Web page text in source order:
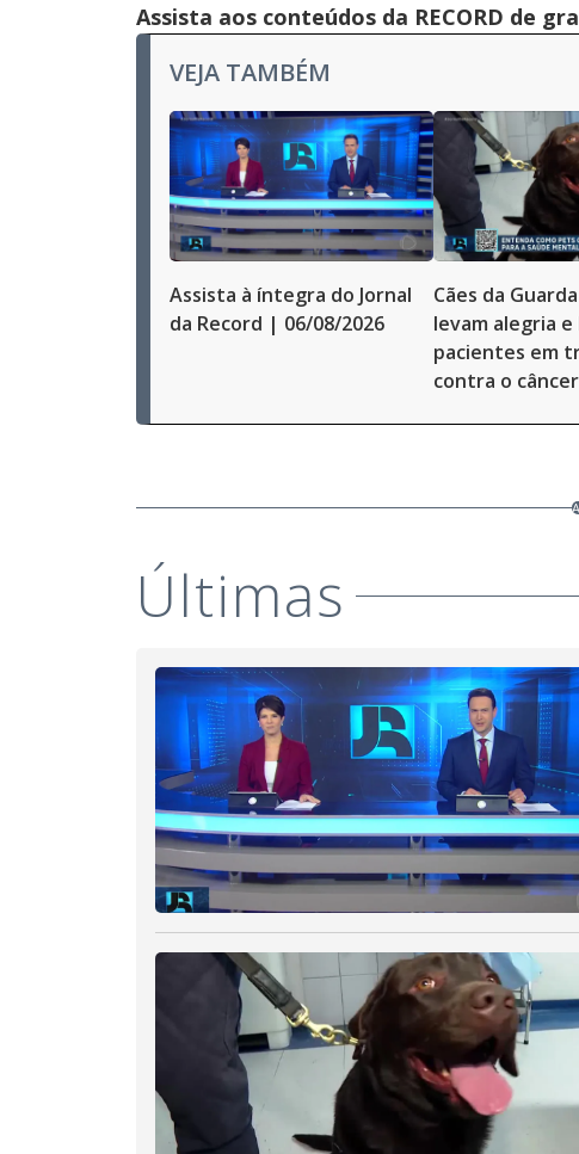
Assista aos conteúdos da RECORD de
VEJA TAMBÉM
Assista à íntegra do Jornal
da Record | 06/08/2026
Cães da
levam alegria e
pacientes em
contra o câncer
Últimas